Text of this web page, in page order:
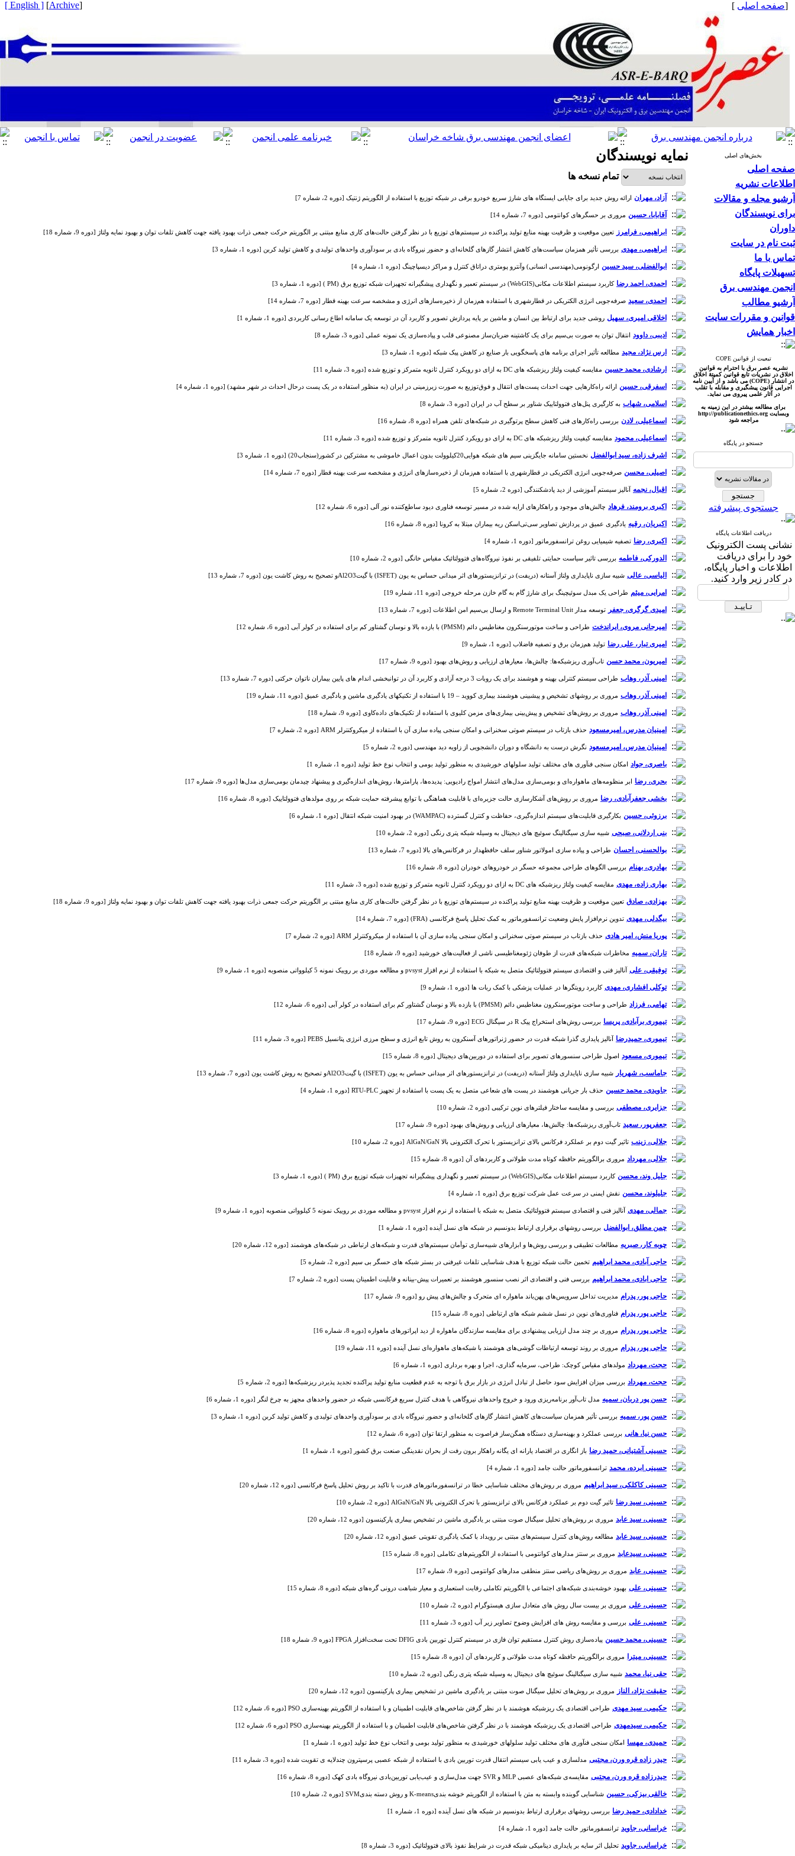
[صفحه اصلی ]
[
Archive
]
[ English ]
بخش‌های اصلی
صفحه اصلی
اطلاعات نشریه
آرشیو مجله و مقالات
برای نویسندگان
داوران
ثبت نام در سایت
تماس با ما
تسهیلات پایگاه
انجمن مهندسی برق
آرشیو مطالب
قوانین و مقررات سایت
اخبار همایش
تبعیت از قوانین COPE
نشریه عصر برق با احترام به قوانین
اخلاق در نشریات تابع قوانین کمیتۀ اخلاق
در انتشار (COPE) می باشد و از آیین نامه
اجرایی قانون پیشگیری و مقابله با تقلب
در آثار علمی پیروی می نماید.
برای مطالعه بیشتر در این زمینه به
وبسایت http://publicationethics.org
مراجعه شود
جستجو در پایگاه
جستجوی پیشرفته
دریافت اطلاعات پایگاه
نشانی پست الکترونیک
خود را برای دریافت
اطلاعات و اخبار پایگاه،
در کادر زیر وارد کنید.
نمایه نویسندگان
تمام نسخه ها
آزاد، مهران ارائه روش جدید برای جایابی ایستگاه های شارژ سریع خودرو برقی در شبکه توزیع با استفاده از الگوریتم ژنتیک [دوره 2، شماره 7]
آقابابا، حسین مروری بر حسگرهای کوانتومی [دوره 7، شماره 14]
ابراهیمی، فرامرز تعیین موقعیت و ظرفیت بهینه منابع تولید پراکنده در سیستم‌های توزیع با در نظر گرفتن حالت‌های کاری منابع مبتنی بر الگوریتم حرکت جمعی ذرات بهبود یافته جهت کاهش تلفات توان و بهبود نمایه ولتاژ [دوره 9، شماره 18]
ابراهیمی، مهدی بررسی تأثیر همزمان سیاست‌های کاهش انتشار گازهای گلخانه‌ای و حضور نیروگاه بادی بر سودآوری واحدهای تولیدی و کاهش تولید کربن [دوره 1، شماره 3]
ابوالفضلی، سید حسین ارگونومی(مهندسی انسانی) وآنترو پومتری دراتاق کنترل و مراکز دیسپاچینگ [دوره 1، شماره 4]
احمدی، احمد رضا کاربرد سیستم اطلاعات مکانی(WebGIS) در سیستم تعمیر و نگهداری پیشگیرانه تجهیزات شبکه توزیع برق (PM ) [دوره 1، شماره 3]
احمدی، سعید صرفه‌جویی انرژی الکتریکی در قطارشهری با استفاده هم‌زمان از ذخیره‌سازهای انرژی و مشخصه سرعت بهینه قطار [دوره 7، شماره 14]
اخلاقی امیری، سهیل روشی جدید برای ارتباط بین انسان و ماشین بر پایه پردازش تصویر و کاربرد آن در توسعه یک سامانه اطاع رسانی کاربردی [دوره 1، شماره 1]
ادیبی، داوود انتقال توان به صورت بی‌سیم برای یک کاشتینه ضربان‌ساز مصنوعی قلب و پیاده‌سازی یک نمونه عملی [دوره 3، شماره 8]
ارس نژاد، مجید مطالعه تأثیر اجرای برنامه های پاسخگویی بار صنایع در کاهش پیک شبکه [دوره 1، شماره 3]
ارشادی، محمد حسین مقایسه کیفیت ولتاژ ریزشبکه های DC به ازای دو رویکرد کنترل ثانویه متمرکز و توزیع شده [دوره 3، شماره 11]
اسفرقی، حسین ارائه راه‌کارهایی جهت احداث پست‌های انتقال و فوق‌‌توزیع به صورت زیرزمینی در ایران (به منظور استفاده در یک پست درحال احداث در شهر مشهد) [دوره 1، شماره 4]
اسلامی، شهاب به کارگیری پنل‌های فتوولتاییک شناور بر سطح آب در ایران [دوره 3، شماره 8]
اسماعیلی، لادن بررسی راه‌کارهای فنی کاهش سطح پرتوگیری در شبکه‌های تلفن همراه [دوره 8، شماره 16]
اسماعیلی، محمود مقایسه کیفیت ولتاژ ریزشبکه های DC به ازای دو رویکرد کنترل ثانویه متمرکز و توزیع شده [دوره 3، شماره 11]
اشرف زاده، سید ابوالفضل نخستین سامانه جایگزینی سیم های شبکه هوایی20کیلوولت بدون اعمال خاموشی به مشترکین در کشور(سنجاب20) [دوره 1، شماره 3]
اصیلی، محسن صرفه‌جویی انرژی الکتریکی در قطارشهری با استفاده هم‌زمان از ذخیره‌سازهای انرژی و مشخصه سرعت بهینه قطار [دوره 7، شماره 14]
اقبال، نجمه آنالیز سیستم آموزشی از دید پادشکنندگی [دوره 2، شماره 5]
اکبری برومند، فرهاد چالش‌های موجود و راهکارهای ارایه شده در مسیر توسعه فناوری دیود ساطع‌کننده نور آلی [دوره 6، شماره 12]
اکبریان، رقیه یادگیری عمیق در پردازش تصاویر سی‌تی‌اسکن ریه بیماران مبتلا به کرونا [دوره 8، شماره 16]
اکبری، رضا تصفیه شیمیایی روغن ترانسفورماتور [دوره 1، شماره 4]
الدورکی، فاطمه بررسی تاثیر سیاست حمایتی تلفیقی بر نفوذ نیروگاه‌های فتوولتائیک مقیاس خانگی [دوره 2، شماره 10]
الیاسی، عالی شبیه سازی ناپایداری ولتاژ آستانه (دریفت) در ترانزیستورهای اثر میدانی حساس به یون (ISFET) با گیتAl2O3و تصحیح به روش کاشت یون [دوره 7، شماره 13]
امرایی، میثم طراحی یک مبدل سوئیچینگ برای شارژ گام به گام خازن مرحله خروجی [دوره 11، شماره 19]
امیدی گرگری، جعفر توسعه مدار Remote Terminal Unit و ارسال بی‌سیم امن اطلاعات [دوره 7، شماره 13]
امیرجانی مروی، ایراندخت طراحی و ساخت موتورسنکرون مغناطیس دائم (PMSM) با بازده بالا و نوسان گشتاور کم برای استفاده در کولر آبی [دوره 6، شماره 12]
امیری تبار، علی رضا تولید هم‌زمان برق و تصفیه فاضلاب [دوره 1، شماره 9]
امیریون، محمد حسن تاب‌آوری ریز‌شبکه‌ها: چالش‌‌ها، معیار‌های ارزیابی و روش‌های بهبود [دوره 9، شماره 17]
امینی آذر، وهاب طراحی سیستم کنترلی بهینه و هوشمند برای یک روبات 3 درجه آزادی و کاربرد آن در توانبخشی اندام های پایین بیماران ناتوان حرکتی [دوره 7، شماره 13]
امینی آذر، وهاب مروری بر روشهای تشخیص و پیشبینی هوشمند بیماری کووید – 19 با استفاده از تکنیکهای یادگیری ماشین و یادگیری عمیق [دوره 11، شماره 19]
امینی آذر، وهاب مروری بر روش‌های تشخیص و پیش‌بینی بیماری‌های مزمن کلیوی با استفاده از تکنیک‌های داده‌کاوی [دوره 9، شماره 18]
امینیان مدرس، امیرمسعود حذف بازتاب در سیستم صوتی سخنرانی و امکان سنجی پیاده سازی آن با استفاده از میکروکنترلر ARM [دوره 2، شماره 7]
امینیان مدرس، امیرمسعود نگرش درست به دانشگاه و دوران دانشجویی از زاویه دید مهندسی [دوره 2، شماره 5]
باصری، جواد امکان سنجی فنآوری های مختلف تولید سلولهای خورشیدی به منظور تولید بومی و انتخاب نوع خط تولید [دوره 1، شماره 1]
بحری، رضا ابر منظومه‌های ماهواره‌ای و بومی‌سازی مدل‌های انتشار امواج رادیویی: پدیده‌ها، پارامترها، روش‌های اندازه‌گیری و پیشنهاد چیدمان بومی‌سازی مدل‌ها [دوره 9، شماره 17]
بخشی جعفرآبادی، رضا مروری بر روش‌های آشکارسازی حالت جزیره‌ای با قابلیت هماهنگی با توابع پیشرفته حمایت شبکه بر روی مولدهای فتوولتاییک [دوره 8، شماره 16]
برزوئی، حسین بکارگیری قابلیت‌های سیستم اندازه‌گیری، حفاظت و کنترل گسترده (WAMPAC) در بهبود امنیت شبکه انتقال [دوره 1، شماره 6]
بنی اردلانی، صبحی شبیه سازی سیگنالینگ سوئیچ های دیجیتال به وسیله شبکه پتری رنگی [دوره 2، شماره 10]
بوالحسنی، احسان طراحی و پیاده سازی امولاتور شناور سلف حافظهدار در فرکانس‌های بالا [دوره 7، شماره 13]
بهادری، بهنام بررسی الگوهای طراحی مجموعه حسگر در خودروهای خودران [دوره 8، شماره 16]
بهاری زاده، مهدی مقایسه کیفیت ولتاژ ریزشبکه های DC به ازای دو رویکرد کنترل ثانویه متمرکز و توزیع شده [دوره 3، شماره 11]
بهزادی، صادق تعیین موقعیت و ظرفیت بهینه منابع تولید پراکنده در سیستم‌های توزیع با در نظر گرفتن حالت‌های کاری منابع مبتنی بر الگوریتم حرکت جمعی ذرات بهبود یافته جهت کاهش تلفات توان و بهبود نمایه ولتاژ [دوره 9، شماره 18]
بیگدلی، مهدی تدوین نرم‌افزار پایش وضعیت ترانسفورماتور به کمک تحلیل پاسخ فرکانسی (FRA) [دوره 7، شماره 14]
پوریا منش، امیر هادی حذف بازتاب در سیستم صوتی سخنرانی و امکان سنجی پیاده سازی آن با استفاده از میکروکنترلر ARM [دوره 2، شماره 7]
تاران، سمیه مخاطرات شبکه‌های قدرت از طوفان ژئومغناطیسی ناشی از فعالیت‌های خورشید [دوره 9، شماره 18]
توفیقی، علی آنالیز فنی و اقتصادی سیستم فتوولتائیک متصل به شبکه با استفاده از نرم افزار pvsyst و مطالعه موردی بر روییک نمونه 5 کیلوواتی منصوبه [دوره 1، شماره 9]
توکلی افشاری، مهدی کاربرد رویتگرها در عملیات پزشکی با کمک ربات ها [دوره 1، شماره 9]
تهامی، فرزاد طراحی و ساخت موتورسنکرون مغناطیس دائم (PMSM) با بازده بالا و نوسان گشتاور کم برای استفاده در کولر آبی [دوره 6، شماره 12]
تیموری برآبادی، پریسا بررسی روش‌های استخراج پیک R در سیگنال ECG [دوره 9، شماره 17]
تیموری، حمیدرضا آنالیز پایداری گذرا شبکه قدرت در حضور ژنراتورهای آسنکرون به روش تابع انرژی و سطح مرزی انرژی پتانسیل PEBS [دوره 3، شماره 11]
تیموری، مسعود اصول طراحی سنسورهای تصویر برای استفاده در دوربین‌های دیجیتال [دوره 8، شماره 15]
جاماسب، شهریار شبیه سازی ناپایداری ولتاژ آستانه (دریفت) در ترانزیستورهای اثر میدانی حساس به یون (ISFET) با گیتAl2O3و تصحیح به روش کاشت یون [دوره 7، شماره 13]
جاویدی، محمد حسین حذف بار جریانی هوشمند در پست های شعاعی متصل به یک پست با استفاده از تجهیز RTU-PLC [دوره 1، شماره 4]
جزایری، مصطفی بررسی و مقایسه ساختار فیلترهای نوین ترکیبی [دوره 2، شماره 10]
جعفرپور، سعید تاب‌آوری ریز‌شبکه‌ها: چالش‌‌ها، معیار‌های ارزیابی و روش‌های بهبود [دوره 9، شماره 17]
جلالی، زینب تاثیر گیت دوم بر عملکرد فرکانس بالای ترانزیستور با تحرک الکترونی بالا AlGaN/GaN [دوره 2، شماره 10]
جلالی، مهرداد مروری برالگوریتم حافظه کوتاه مدت طولانی و کاربردهای آن [دوره 8، شماره 15]
جلیل وند، محسن کاربرد سیستم اطلاعات مکانی(WebGIS) در سیستم تعمیر و نگهداری پیشگیرانه تجهیزات شبکه توزیع برق (PM ) [دوره 1، شماره 3]
جلیلوند، محسن نقش ایمنی در سرعت عمل شرکت توزیع برق [دوره 1، شماره 4]
جمالی، مهدی آنالیز فنی و اقتصادی سیستم فتوولتائیک متصل به شبکه با استفاده از نرم افزار pvsyst و مطالعه موردی بر روییک نمونه 5 کیلوواتی منصوبه [دوره 1، شماره 9]
چمن مطلق، ابوالفضل بررسی روشهای برقراری ارتباط بدونسیم در شبکه های نسل آینده [دوره 1، شماره 1]
چوبه کار، صبریه مطالعات تطبیقی و بررسی روش‌ها و ابزارهای شبیه‌سازی توأمان سیستم‌های قدرت و شبکه‌های ارتباطی در شبکه‌های هوشمند [دوره 12، شماره 20]
حاجی آبادی، محمد ابراهیم تخمین حالت شبکه توزیع با هدف شناسایی تلفات غیرفنی در بستر شبکه های حسگر بی سیم [دوره 2، شماره 5]
حاجی ابادی، محمد ابراهیم بررسی فنی و اقتصادی اثر نصب سنسور هوشمند بر تعمیرات پیش-بینانه و قابلیت اطمینان پست [دوره 2، شماره 7]
حاجی پور، پدرام مدیریت تداخل سرویس‌های پهن‌باند ماهواره ‌ای متحرک و چالش‌های پیش رو [دوره 9، شماره 17]
حاجی پور، پدرام فناوری­‌های نوین در نسل ششم شبکه‌ های ارتباطی [دوره 8، شماره 15]
حاجی پور، پدرام مروری بر چند مدل ارزیابی پیشنهادی برای مقایسه سازندگان ماهواره از دید اپراتورهای ماهواره [دوره 8، شماره 16]
حاجی پور، پدرام مروری بر روند توسعه ارتباطات گوشی‌های هوشمند با شبکه‌های ماهواره‌ای نسل آینده [دوره 11، شماره 19]
حجت، مهرداد مولدهای مقیاس کوچک: طراحی، سرمایه گذاری، اجرا و بهره برداری [دوره 1، شماره 6]
حجت، مهرداد بررسی میزان افزایش سود حاصل از تبادل انرژی در بازار برق با توجه به عدم قطعیت منابع تولید پراکنده تجدید پذیردر ریزشبکه‌ها [دوره 2، شماره 5]
حسن پور دربان، سمیه مدل تاب‌آور برنامه‌ریزی ورود و خروج واحدهای نیروگاهی با هدف کنترل سریع فرکانسی شبکه در حضور واحدهای مجهز به چرخ لنگر [دوره 1، شماره 6]
حسن پور، سمیه بررسی تأثیر همزمان سیاست‌های کاهش انتشار گازهای گلخانه‌ای و حضور نیروگاه بادی بر سودآوری واحدهای تولیدی و کاهش تولید کربن [دوره 1، شماره 3]
حسن نیا، هانی بررسی عملکرد و بهینه‌سازی دستگاه همگن‌ساز فراصوت به منظور ارتقا توان [دوره 6، شماره 12]
حسینی آشتیانی، حمید رضا باز انگاری در اقتصاد یارانه ای یگانه راهکار برون رفت از بحران نقدینگی صنعت برق کشور [دوره 1، شماره 1]
حسینی ابرده، محمد ترانسفورماتور حالت جامد [دوره 1، شماره 4]
حسینی کاکلکی، سید ابراهیم مروری بر روش‌های مختلف شناسایی خطا در ترانسفورماتورهای قدرت با تاکید بر روش تحلیل پاسخ فرکانسی [دوره 12، شماره 20]
حسینی، سید رضا تاثیر گیت دوم بر عملکرد فرکانس بالای ترانزیستور با تحرک الکترونی بالا AlGaN/GaN [دوره 2، شماره 10]
حسینی، سید عابد مروری بر روش‌های تحلیل سیگنال صوت مبتنی بر یادگیری ماشین در تشخیص بیماری پارکینسون [دوره 12، شماره 20]
حسینی، سید عابد مطالعه روش‌های کنترل سیستم‌های مبتنی بر رویداد با کمک یادگیری تقویتی عمیق [دوره 12، شماره 20]
حسینی، سیدعابد مروری بر سنتز مدارهای کوانتومی با استفاده از الگوریتم‌های تکاملی [دوره 8، شماره 15]
حسینی، عابد مروری بر روش‌های ریاضی سنتز منطقی مدارهای کوانتومی [دوره 9، شماره 17]
حسینی، علی بهبود خوشه‌بندی شبکه‌های اجتماعی با الگوریتم تکاملی رقابت استعماری و معیار شباهت درونی گره‌های شبکه [دوره 8، شماره 15]
حسینی، علی مروری بر بیست سال روش های متعادل سازی هیستوگرام [دوره 2، شماره 10]
حسینی، علی بررسی و مقایسه روش های افزایش وضوح تصاویر زیر آب [دوره 3، شماره 11]
حسینی، محمد حسین پیاده‌سازی روش کنترل مستقیم توان فازی در سیستم کنترل توربین بادی DFIG تحت سخت‌افزار FPGA [دوره 9، شماره 18]
حسینی، میترا مروری برالگوریتم حافظه کوتاه مدت طولانی و کاربردهای آن [دوره 8، شماره 15]
حقی نیا، محمد شبیه سازی سیگنالینگ سوئیچ های دیجیتال به وسیله شبکه پتری رنگی [دوره 2، شماره 10]
حقیقت نژاد، الناز مروری بر روش‌های تحلیل سیگنال صوت مبتنی بر یادگیری ماشین در تشخیص بیماری پارکینسون [دوره 12، شماره 20]
حکیمی، سید مهدی طراحی اقتصادی یک ریزشبکه هوشمند با در نظر گرفتن شاخص‌های قابلیت اطمینان و با استفاده از الگوریتم بهینه‌سازی PSO [دوره 6، شماره 12]
حکیمی، سیدمهدی طراحی اقتصادی یک ریزشبکه هوشمند با در نظر گرفتن شاخص‌های قابلیت اطمینان و با استفاده از الگوریتم بهینه‌سازی PSO [دوره 6، شماره 12]
حمیدی، مهسا امکان سنجی فنآوری های مختلف تولید سلولهای خورشیدی به منظور تولید بومی و انتخاب نوع خط تولید [دوره 1، شماره 1]
حیدر زاده قره ورن، مجتبی مدلسازی و عیب یابی سیستم انتقال قدرت توربین بادی با استفاده از شبکه عصبی پرسپترون چندلایه ی تقویت شده [دوره 3، شماره 11]
حیدرزاده قره ورن، مجتبی مقایسه‌ی شبکه‌های عصبی MLP و SVR جهت مدل‌سازی و عیب‌یابی توربین‌بادی نیروگاه بادی کهک [دوره 8، شماره 16]
خالقی بیزکی، حسین شناسایی گوینده وابسته به متن با استفاده از الگوریتم خوشه بندیK-means و روش دسته بندیSVM [دوره 2، شماره 10]
خدادادی، حمید رضا بررسی روشهای برقراری ارتباط بدونسیم در شبکه های نسل آینده [دوره 1، شماره 1]
خراسانی، جاوید ترانسفورماتور حالت جامد [دوره 1، شماره 4]
خراسانی، جاوید تحلیل اثر سایه بر پایداری دینامیکی شبکه قدرت در شرایط نفوذ بالای فتوولتائیک [دوره 3، شماره 8]